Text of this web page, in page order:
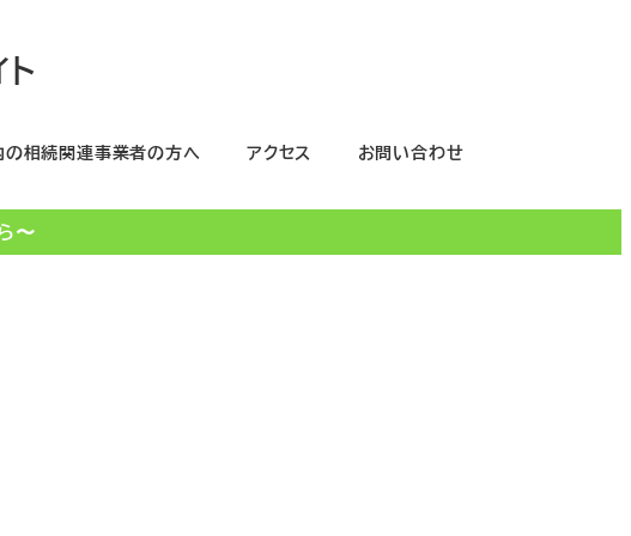
の相続関連事業者の方へ アクセス お問い合わせ
〜